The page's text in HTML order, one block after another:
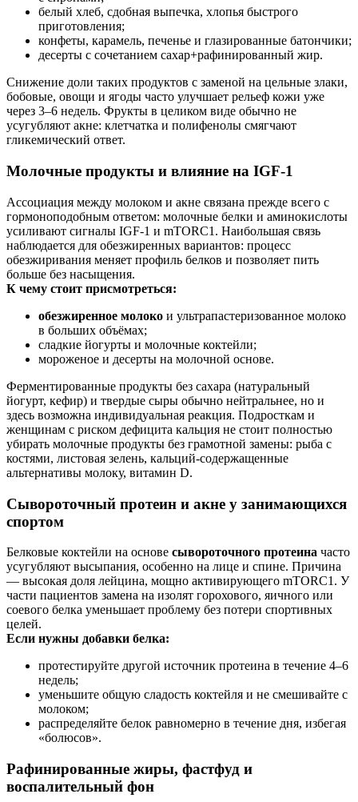
белый хлеб, сдобная выпечка, хлопья быстрого
приготовления;
конфеты, карамель, печенье и глазированные батончики;
десерты с сочетанием сахар+рафинированный жир.
Снижение доли таких продуктов с заменой на цельные злаки,
бобовые, овощи и ягоды часто улучшает рельеф кожи уже
через 3–6 недель. Фрукты в целиком виде обычно не
усугубляют акне: клетчатка и полифенолы смягчают
гликемический ответ.
Молочные продукты и влияние на IGF‑1
Ассоциация между молоком и акне связана прежде всего с
гормоноподобным ответом: молочные белки и аминокислоты
усиливают сигналы IGF‑1 и mTORC1. Наибольшая связь
наблюдается для обезжиренных вариантов: процесс
обезжиривания меняет профиль белков и позволяет пить
больше без насыщения.
К чему стоит присмотреться:
обезжиренное молоко и ультрапастеризованное молоко
в больших объёмах;
сладкие йогурты и молочные коктейли;
мороженое и десерты на молочной основе.
Ферментированные продукты без сахара (натуральный
йогурт, кефир) и твердые сыры обычно нейтральнее, но и
здесь возможна индивидуальная реакция. Подросткам и
женщинам с риском дефицита кальция не стоит полностью
убирать молочные продукты без грамотной замены: рыба с
костями, листовая зелень, кальций-содержащенные
альтернативы молоку, витамин D.
Сывороточный протеин и акне у занимающихся
спортом
Белковые коктейли на основе сывороточного протеина часто
усугубляют высыпания, особенно на лице и спине. Причина
— высокая доля лейцина, мощно активирующего mTORC1. У
части пациентов замена на изолят горохового, яичного или
соевого белка уменьшает проблему без потери спортивных
целей.
Если нужны добавки белка:
протестируйте другой источник протеина в течение 4–6
недель;
уменьшите общую сладость коктейля и не смешивайте с
молоком;
распределяйте белок равномерно в течение дня, избегая
«болюсов».
Рафинированные жиры, фастфуд и
воспалительный фон